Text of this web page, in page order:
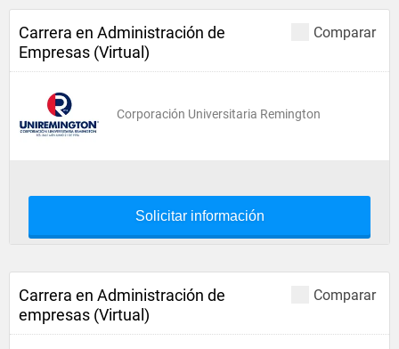
Comparar
Carrera en Administración de
Empresas (Virtual)
Corporación Universitaria Remington
Solicitar información
Comparar
Carrera en Administración de
empresas (Virtual)